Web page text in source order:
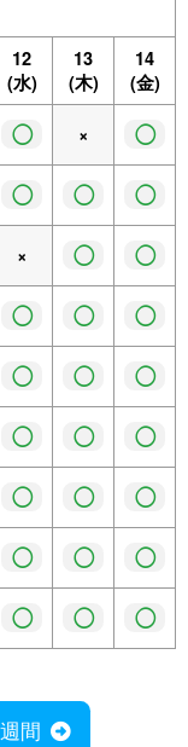
12
(水)
13
(木)
14
(金)
◯ × ◯
◯ ◯ ◯
× ◯ ◯
◯ ◯ ◯
◯ ◯ ◯
◯ ◯ ◯
◯ ◯ ◯
◯ ◯ ◯
◯ ◯ ◯
間